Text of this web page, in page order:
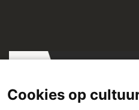
Cookies op